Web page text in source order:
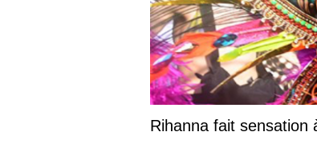
Rihanna fait sensation